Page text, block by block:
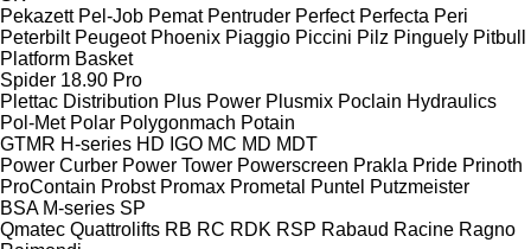
Pekazett Pel-Job Pemat Pentruder Perfect Perfecta Peri
Peterbilt Peugeot Phoenix Piaggio Piccini Pilz Pinguely Pitbull
Platform Basket
Spider 18.90 Pro
Plettac Distribution Plus Power Plusmix Poclain Hydraulics
Pol-Met Polar Polygonmach Potain
GTMR H-series HD IGO MC MD MDT
Power Curber Power Tower Powerscreen Prakla Pride Prinoth
ProContain Probst Promax Prometal Puntel Putzmeister
BSA M-series SP
Qmatec Quattrolifts RB RC RDK RSP Rabaud Racine Ragno